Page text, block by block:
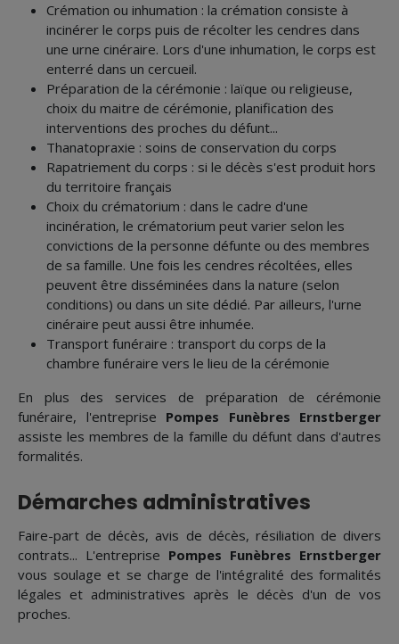
Crémation ou inhumation : la crémation consiste à
incinérer le corps puis de récolter les cendres dans
une urne cinéraire. Lors d'une inhumation, le corps est
enterré dans un cercueil.
Préparation de la cérémonie : laïque ou religieuse,
choix du maitre de cérémonie, planification des
interventions des proches du défunt...
Thanatopraxie : soins de conservation du corps
Rapatriement du corps : si le décès s'est produit hors
du territoire français
Choix du crématorium : dans le cadre d'une
incinération, le crématorium peut varier selon les
convictions de la personne défunte ou des membres
de sa famille. Une fois les cendres récoltées, elles
peuvent être disséminées dans la nature (selon
conditions) ou dans un site dédié. Par ailleurs, l'urne
cinéraire peut aussi être inhumée.
Transport funéraire : transport du corps de la
chambre funéraire vers le lieu de la cérémonie
En plus des services de préparation de cérémonie
funéraire, l'entreprise Pompes Funèbres Ernstberger
assiste les membres de la famille du défunt dans d'autres
formalités.
Démarches administratives
Faire-part de décès, avis de décès, résiliation de divers
contrats... L'entreprise Pompes Funèbres Ernstberger
vous soulage et se charge de l'intégralité des formalités
légales et administratives après le décès d'un de vos
proches.